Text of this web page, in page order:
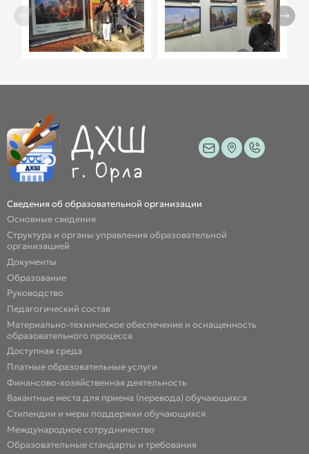
Сведения об образовательной организации
Основные сведения
Структура и органы управления образовательной
организацией
Документы
Образование
Руководство
Педагогический состав
Материально-техническое обеспечение и оснащенность
образовательного процесса
Доступная среда
Платные образовательные услуги
Финансово-хозяйственная деятельность
Вакантные места для приема (перевода) обучающихся
Стипендии и меры поддержки обучающихся
Международное сотрудничество
Образовательные стандарты и требования